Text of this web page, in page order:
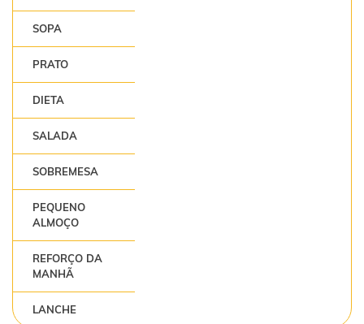
SOPA
PRATO
DIETA
SALADA
SOBREMESA
PEQUENO
ALMOÇO
REFORÇO DA
MANHÃ
LANCHE